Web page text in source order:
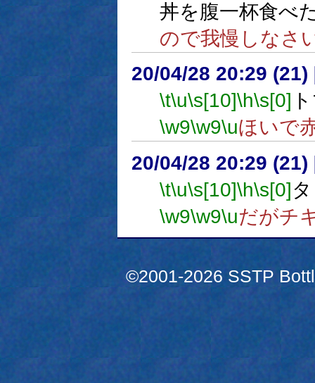
丼を腹一杯食べ
ので我慢しなさ
20/04/28 20:29 (21)
\t\u\s[10]\h\s[0]
\w9\w9\uほいで
20/04/28 20:29 (21)
\t\u\s[10]\h\s[0]
\w9\w9\uだがチ
©2001-2026 SSTP